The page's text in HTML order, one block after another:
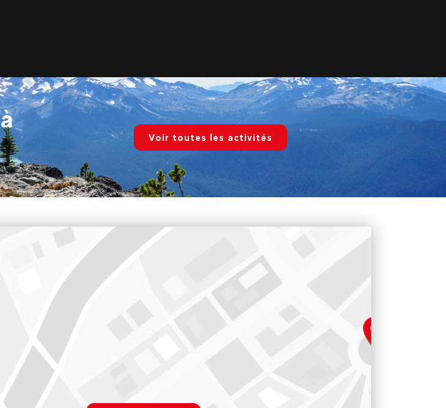
Voir toutes les activités
9H00 à 12H00 puis de 14H00 à 18H00
Rue du Douchka